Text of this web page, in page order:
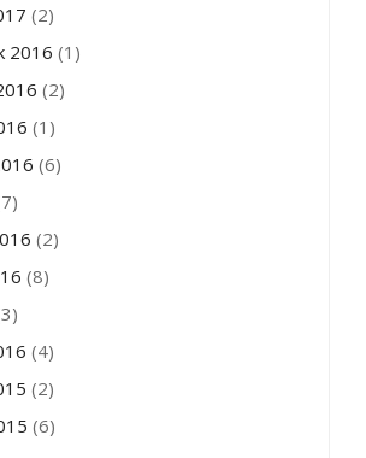
(2)
2016 (1)
(2)
(1)
(6)
(2)
(8)
(4)
(2)
(6)